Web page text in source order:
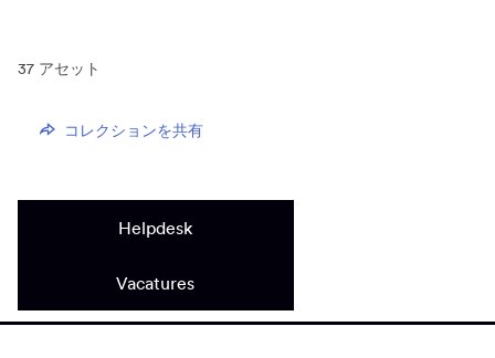
37 アセット
コレクションを共有
Helpdesk
Vacatures